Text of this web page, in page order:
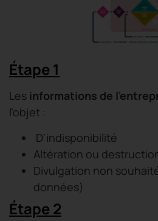
Étape 1
Les informations de
l’objet :
D’indisponibilité
Altération ou
Divulgation non
données)
Étape 2